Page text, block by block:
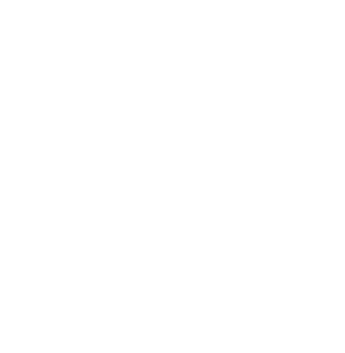
za zálohu a poplatek